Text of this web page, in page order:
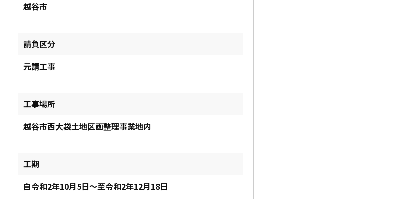
越谷市
請負区分
元請工事
工事場所
越谷市西大袋土地区画整理事業地内
工期
自令和2年10月5日～至令和2年12月18日